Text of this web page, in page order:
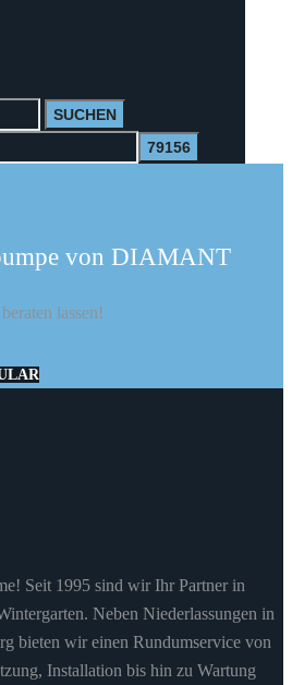
von DIAMANT
lassen!
Seit 1995 sind wir Ihr Partner in
Neben Niederlassungen in
bieten wir einen Rundumservice von
Installation bis hin zu Wartung